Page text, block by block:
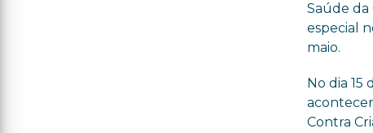
Saúde da
especial
maio.
No dia 15
Contra